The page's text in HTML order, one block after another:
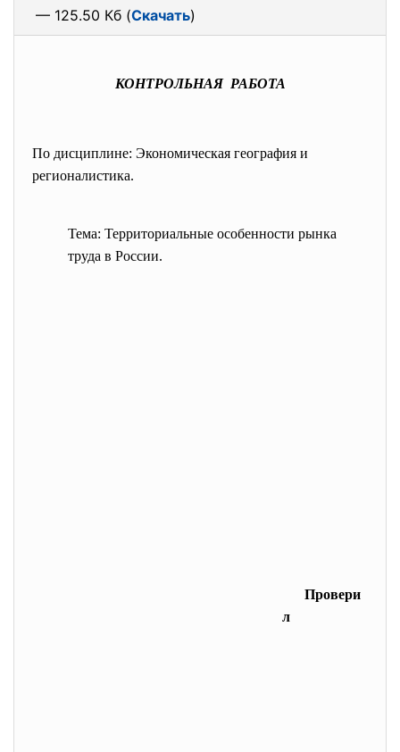
— 125.50 Кб (Скачать)
КОНТРОЛЬНАЯ РАБОТА
По дисциплине: Экономическая география и
регионалистика.
Тема: Территориальные особенности рынка
труда в России.
Провери
л